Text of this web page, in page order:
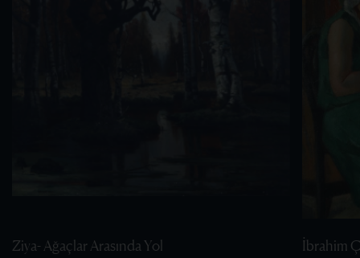
Ziya- Ağaçlar Arasında Yol İbrahim